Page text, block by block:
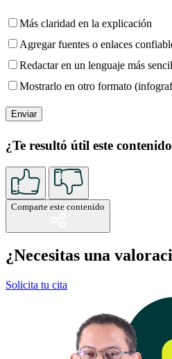
Más claridad en la explicación
Agregar fuentes o enlaces
Redactar en un lenguaje más
Mostrarlo en otro formato
¿Te resultó útil este
Comparte este contenido
¿Necesitas una
Solicita tu cita